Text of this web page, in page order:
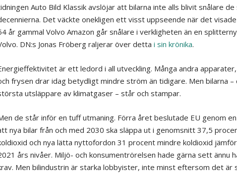
Auto Bild Klassik avslöjar att bilarna inte alls blivit snålare
Det väckte onekligen ett visst uppseende när det
år gammal Volvo Amazon går snålare i verkligheten än en
DN:s Jonas Fröberg raljerar över detta i sin krönika.
är ett ledord i all utveckling. Många andra
frysen drar idag betydligt mindre ström än tidigare. Men bilarna –
utsläppare av klimatgaser – står och stampar.
de står inför en tuff utmaning. Förra året beslutade EU genom
nya bilar från och med 2030 ska släppa ut i genomsnitt 37,5
och nya lätta nyttofordon 31 procent mindre koldioxid
års nivåer. Miljö- och konsumentrörelsen hade gärna sett ännu
Men bilindustrin är starka lobbyister, inte minst eftersom det är